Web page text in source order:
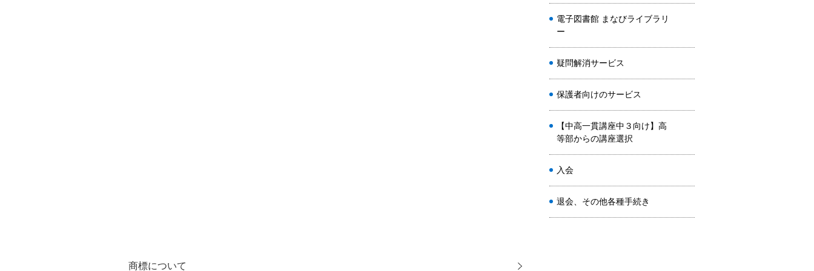
電子図書館 まなびライブラリ
ー
疑問解消サービス
保護者向けのサービス
【中高一貫講座中３向け】高
等部からの講座選択
入会
退会、その他各種手続き
商標について